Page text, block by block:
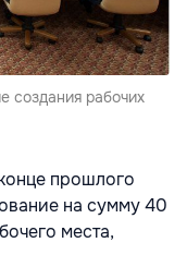
создания рабочих
прошлого
на сумму 40
места,